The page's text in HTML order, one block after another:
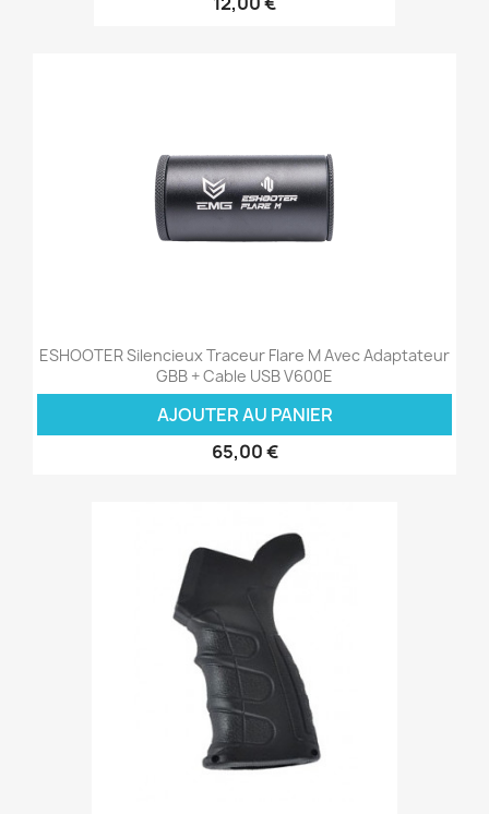
ESHOOTER Silencieux Traceur Flare M Avec Adaptateur
GBB + Cable USB V600E
AJOUTER AU PANIER
65,00 €